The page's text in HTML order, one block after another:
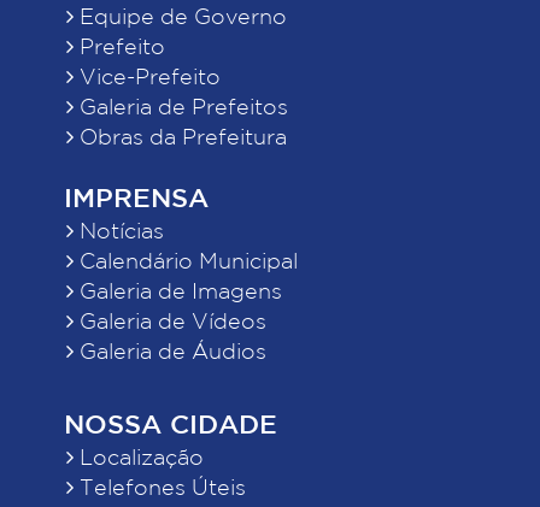
Equipe de Governo
Prefeito
Vice-Prefeito
Galeria de Prefeitos
Obras da Prefeitura
IMPRENSA
Notícias
Calendário Municipal
Galeria de Imagens
Galeria de Vídeos
Galeria de Áudios
NOSSA CIDADE
Localização
Telefones Úteis